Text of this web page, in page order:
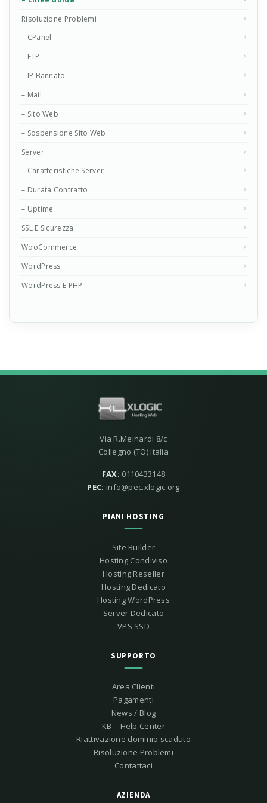
Risoluzione Problemi
– CPanel
– FTP
– IP Bannato
– Mail
– Sito Web
– Sospensione Sito Web
Server
– Caratteristiche Server
– Durata Contratto
– Uptime
SSL E Sicurezza
WooCommerce
WordPress
WordPress E PHP
Via R.Meinardi 8/c
Collegno (TO) Italia
FAX: 0110433148
PEC: info@pec.xlogic.org
PIANI HOSTING
Site Builder
Hosting Condiviso
Hosting Reseller
Hosting Dedicato
Hosting WordPress
Server Dedicato
VPS SSD
SUPPORTO
Area Clienti
Pagamenti
News / Blog
KB – Help Center
Riattivazione dominio scaduto
Risoluzione Problemi
Contattaci
AZIENDA